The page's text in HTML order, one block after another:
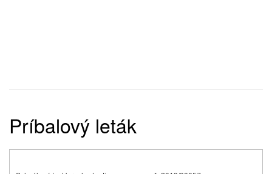
Príbalový leták